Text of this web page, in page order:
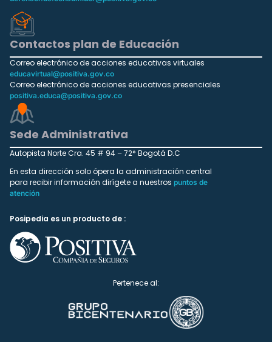
Contactos plan de Educación
Correo electrónico de acciones educativas virtuales
educavirtual@positiva.gov.co
Correo electrónico de acciones educativas presenciales
positiva.educa@positiva.gov.co
Sede Administrativa
Autopista Norte Cra. 45 # 94 – 72* Bogotá D.C
En esta dirección solo ópera la administración central
para recibir información dirígete a nuestros puntos de
atención
Posipedia es un producto de :
Pertenece al: